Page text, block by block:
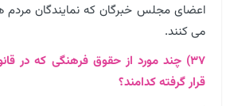
اعضای مجلس خبرگان که نمایندگان مردم
می کنند.
۳۷) چند مورد از حقوق فرهنگی که در
قرار گرفته کدامند؟